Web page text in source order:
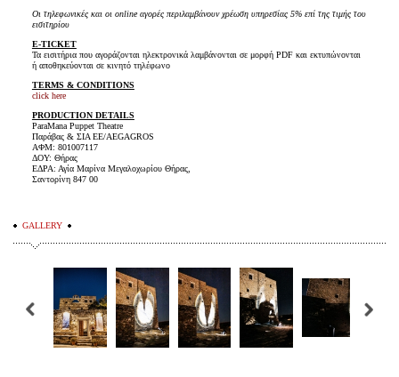
Οι τηλεφωνικές και οι online αγορές περιλαμβάνουν χρέωση υπηρεσίας 5% επί της τιμής του
εισιτηρίου
E-TICKET
Τα εισιτήρια που αγοράζονται ηλεκτρονικά λαμβάνονται σε μορφή PDF και εκτυπώνονται
ή αποθηκεύονται σε κινητό τηλέφωνο
TERMS & CONDITIONS
click here
PRODUCTION DETAILS
ParaMana Puppet Theatre
Παράβας & ΣΙΑ ΕΕ/AEGAGROS
ΑΦΜ: 801007117
ΔΟΥ: Θήρας
ΕΔΡΑ: Αγία Μαρίνα Μεγαλοχωρίου Θήρας,
Σαντορίνη 847 00
GALLERY